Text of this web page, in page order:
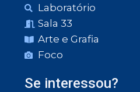
Laboratório
Sala 33
Arte e Grafia
Foco
Se interessou?